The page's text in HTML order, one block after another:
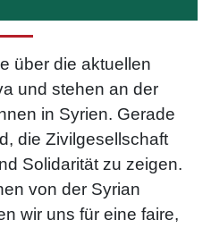
über die aktuellen
und stehen an der
in Syrien. Gerade
die Zivilgesellschaft
Solidarität zu zeigen.
von der Syrian
wir uns für eine faire,